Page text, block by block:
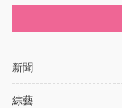
新聞
綜藝